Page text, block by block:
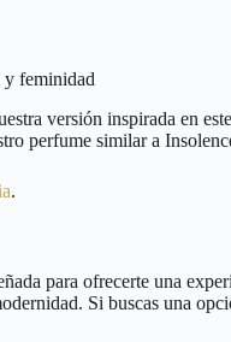
y feminidad
versión inspirada en
perfume similar a
.
para ofrecerte una
Si buscas una